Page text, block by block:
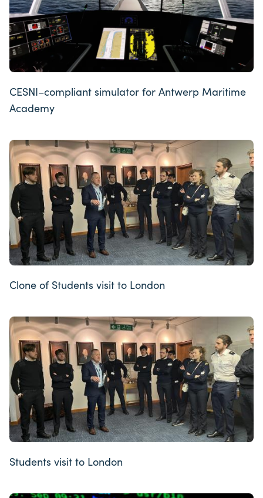
CESNI–compliant simulator for Antwerp Maritime
Academy
Clone of Students visit to London
Students visit to London